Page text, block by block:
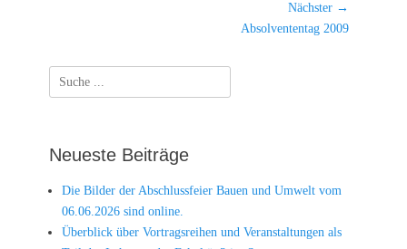
Nächster →
Absolvententag 2009
Suchen
nach:
Neueste Beiträge
Die Bilder der Abschlussfeier Bauen und Umwelt vom
06.06.2026 sind online.
Überblick über Vortragsreihen und Veranstaltungen als